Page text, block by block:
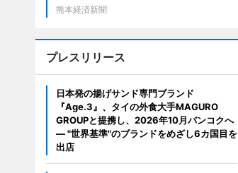
熊本経済新聞
プレスリリース
日本発の揚げサンド専門ブランド
『Age.3』、タイの外食大手MAGURO
GROUPと提携し、2026年10月バンコクへ
― "世界基準"のブランドをめざし6カ国目を
出店